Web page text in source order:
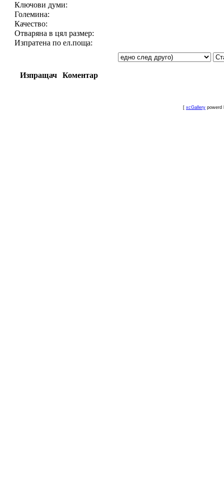
Ключови думи:
Големина:
Качество:
Отваряна в цял размер:
Изпратена по ел.поща:
Изпращач Коментар
[ xcGallery